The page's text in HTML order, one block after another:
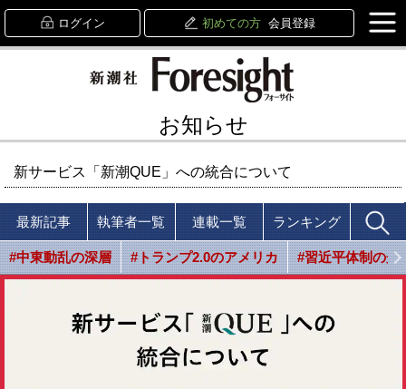
ログイン 初めての方 会員登録
お知らせ
新サービス「新潮QUE」への統合について
最新記事 執筆者一覧 連載一覧 ランキング
#中東動乱の深層 #トランプ2.0のアメリカ #習近平体制の光